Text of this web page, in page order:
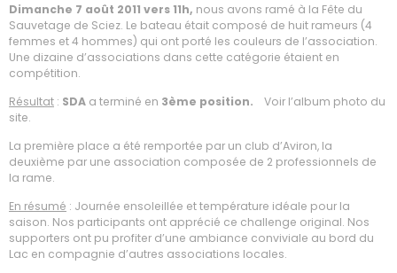
Dimanche 7 août 2011 vers 11h, nous avons ramé à la Fête du
Sauvetage de Sciez. Le bateau était composé de huit rameurs (4
femmes et 4 hommes) qui ont porté les couleurs de l’association.
Une dizaine d’associations dans cette catégorie étaient en
compétition.
Résultat : SDA a terminé en 3ème position. Voir l’album photo du
site.
La première place a été remportée par un club d’Aviron, la
deuxième par une association composée de 2 professionnels de
la rame.
En résumé : Journée ensoleillée et température idéale pour la
saison. Nos participants ont apprécié ce challenge original. Nos
supporters ont pu profiter d’une ambiance conviviale au bord du
Lac en compagnie d’autres associations locales.